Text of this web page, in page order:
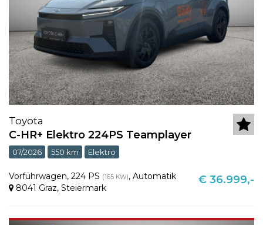
Toyota
C-HR+ Elektro 224PS Teamplayer
07/2026 550 km Elektro
Vorführwagen, 224 PS (165 KW), Automatik
8041 Graz, Steiermark
€ 36.999,-